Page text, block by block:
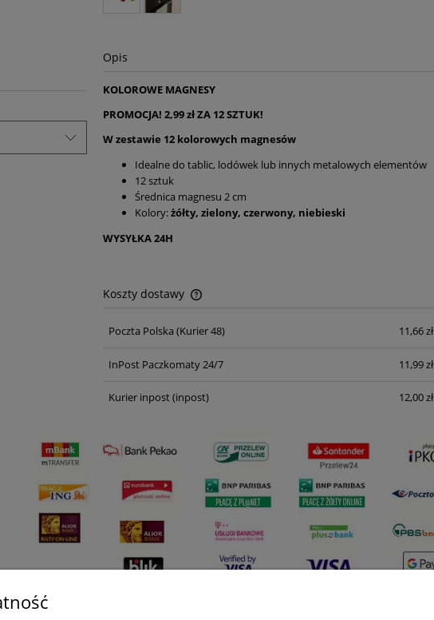
Opis
KOLOROWE MAGNESY
PROMOCJA! 2,99 zł ZA 12 SZTUK!
W zestawie 12 kolorowych magnesów
Idealne do tablic, lodówek lub innych metalowych elementów
12 sztuk
Średnica magnesu 2 cm
Kolory:żółty, zielony, czerwony, niebieski
WYSYŁKA 24H
Koszty dostawy
Cena nie zawiera ewentualnych kosztów
Poczta Polska (Kurier 48) 11,66 zł
InPost Paczkomaty 24/7 11,99 zł
Kurier inpost(inpost) 12,00 zł